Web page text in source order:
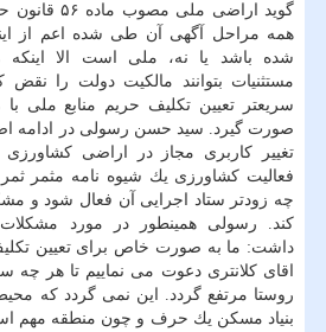
گوید اراضی
همه مراحل آگهی آن طی شده اعم از
شده باشد یا نه، ملی است الا اینكه
مستثنیات بتوانند مالكیت دولت را نقض
سریعتر تعیین تكلیف حریم منابع ملی
صورت گیرد. سید حسن رسولی در ادامه
تغییر كاربری مجاز در اراضی
فعالیت كشاورزی یك شیوه نامه مثمر
چه زودتر ستاد اجرایی آن فعال شود و
كند. رسولی همینطور در مورد
داشت: ما به صورت خاص برای تعیین
اقای كلانتری دعوت می نماییم تا هر چه
روستا مرتفع گردد. این نمی گردد كه
بنیاد مسكن یك حرف و چون منطقه مهم